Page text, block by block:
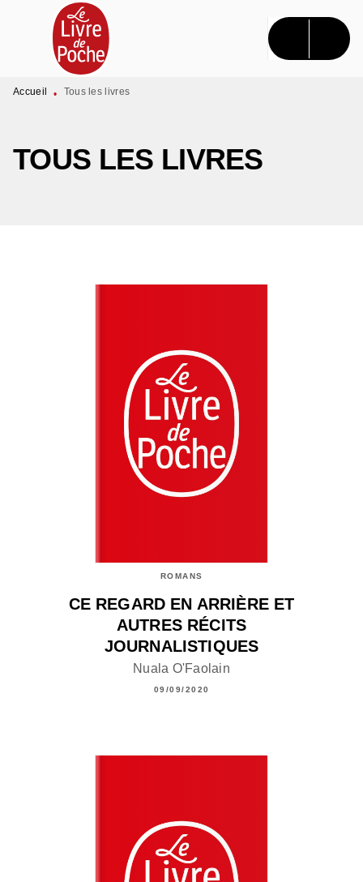
MENU RECHERCHE CONTENU
PIED DE PAGE
Accueil • Tous les livres
TOUS LES LIVRES
ROMANS
CE REGARD EN ARRIÈRE ET
AUTRES RÉCITS
JOURNALISTIQUES
Nuala O'Faolain
09/09/2020